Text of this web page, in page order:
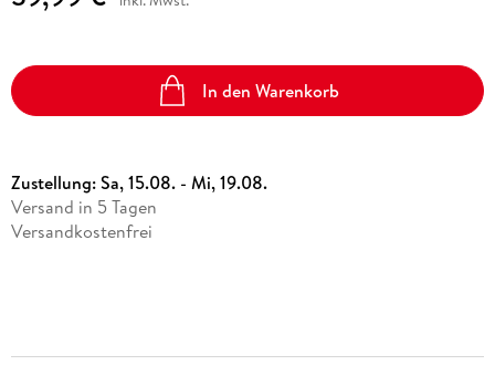
In den Warenkorb
Zustellung:Sa, 15.08. - Mi, 19.08.
Versand in 5 Tagen
Versandkostenfrei